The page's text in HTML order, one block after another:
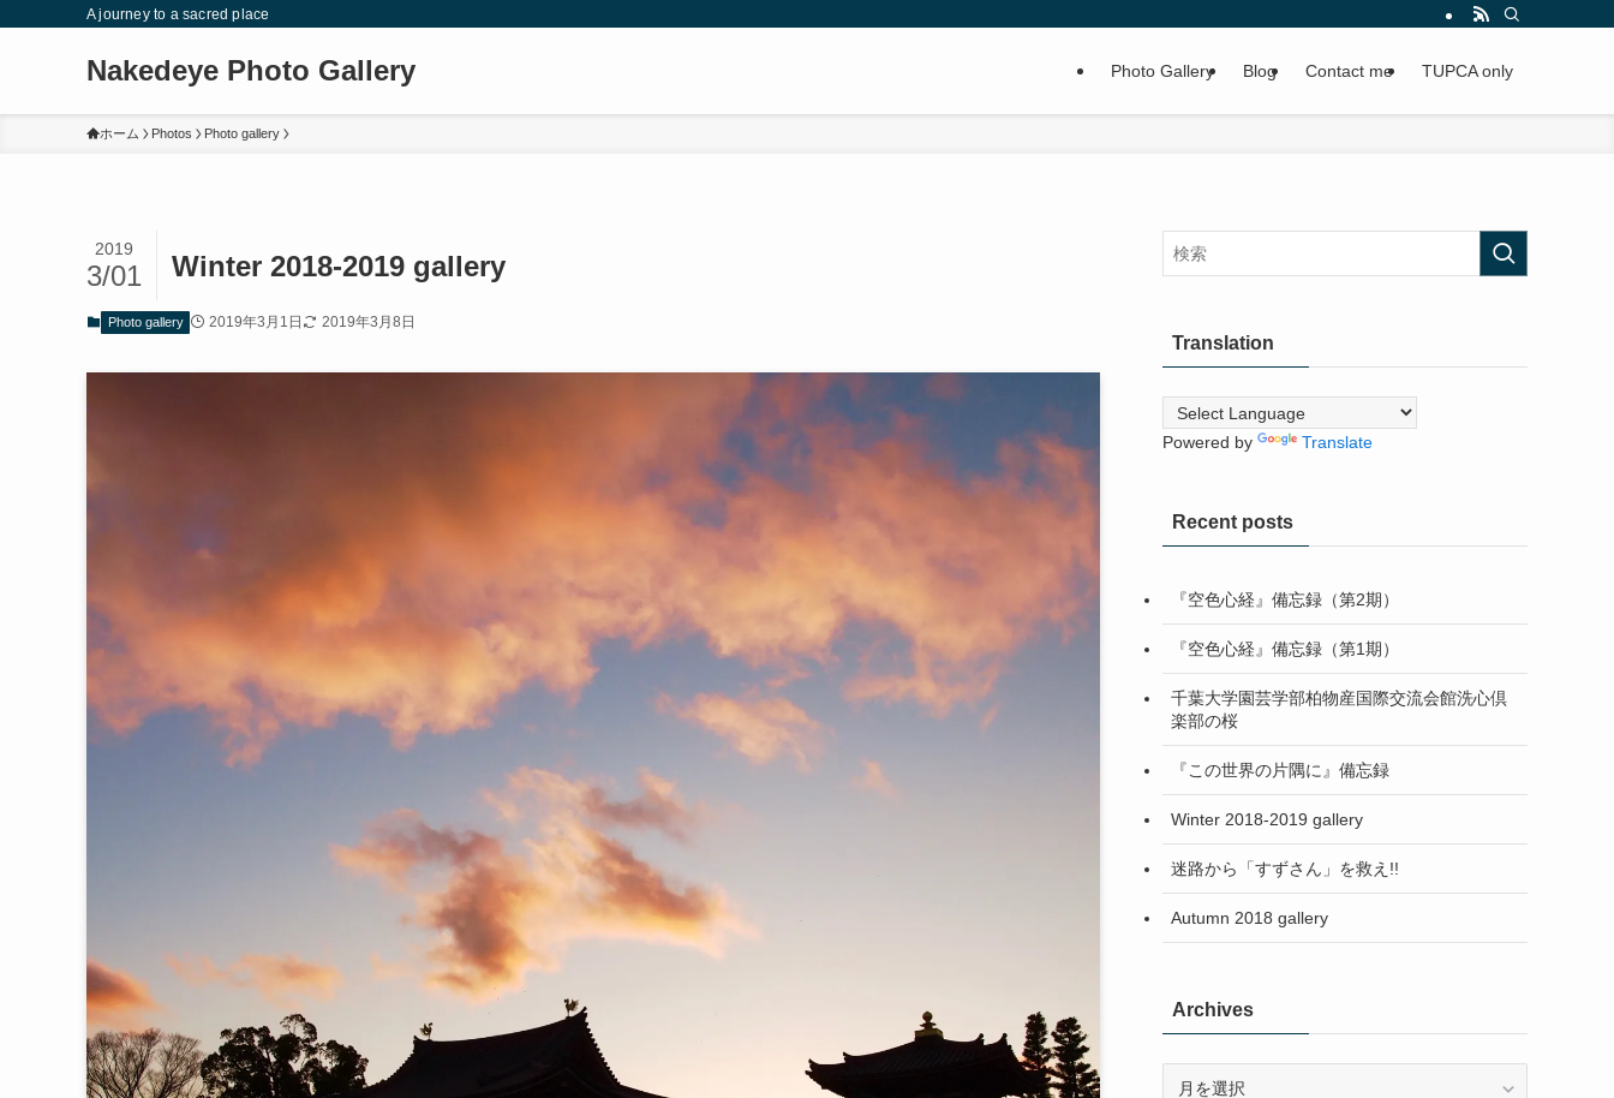
A journey to a sacred place
Nakedeye Photo Gallery Photo Gallery Blog Contact me TUPCA only
ホーム Photos Photo gallery
Winter 2018-2019 gallery
2019
3/01
Photo gallery 2019年3月1日 2019年3月8日
Translation
Powered by Translate
Recent posts
『空色心経』備忘録（第2期）
『空色心経』備忘録（第1期）
千葉大学園芸学部柏物産国際交流会館洗心倶
楽部の桜
『この世界の片隅に』備忘録
Winter 2018-2019 gallery
迷路から「すずさん」を救え!!
Autumn 2018 gallery
Archives